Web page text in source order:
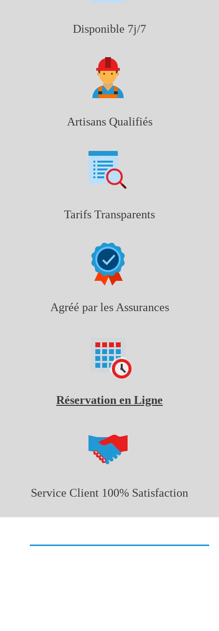
Disponible 7j/7
Artisans Qualifiés
Tarifs Transparents
Agréé par les Assurances
Réservation en Ligne
Service Client 100% Satisfaction